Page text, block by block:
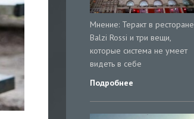
Мнение: Теракт в ресторане
Balzi Rossi и три вещи,
которые система не умеет
видеть в себе
Подробнее